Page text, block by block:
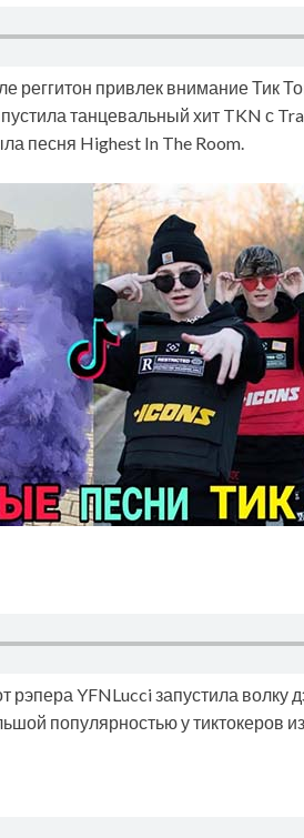
реггитон привлек внимание Тик
танцевальный хит TKN с
песня Highest In The Room.
рэпера YFNLucci запустила
популярностью у тиктокеров